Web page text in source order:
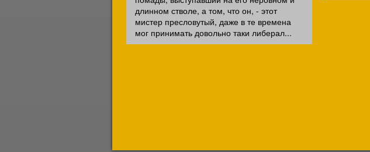
длинном стволе, а том, что он, - этот
мистер пресловутый, даже в те времена
мог принимать довольно таки либерал...